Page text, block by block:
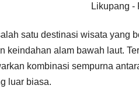
Likupang -
satu destinasi wisata yang
keindahan alam bawah laut.
kombinasi sempurna
luar biasa.